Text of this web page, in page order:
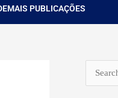
PUBLICAÇÕES